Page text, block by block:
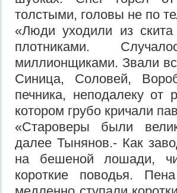
толстыми, головы не по
«Люди уходили из
плотниками.
миллионщиками. Звали
Синица, Соловей,
печника, неподалеку от
котором грубо кричали
«Староверы были
далее Тынянов.- Как
на бешеной лошади,
короткие поводья.